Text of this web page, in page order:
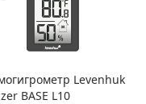
Levenhuk
BASE L10